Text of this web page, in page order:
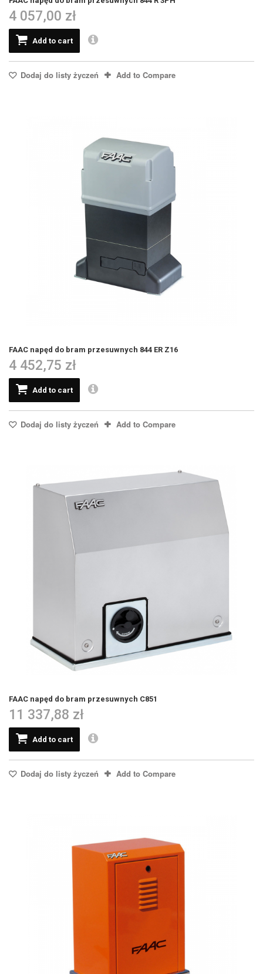
4 057,00 zł
Add to cart
Dodaj do listy życzeń Add to Compare
FAAC napęd do bram przesuwnych 844 ER Z16
4 452,75 zł
Add to cart
Dodaj do listy życzeń Add to Compare
FAAC napęd do bram przesuwnych C851
11 337,88 zł
Add to cart
Dodaj do listy życzeń Add to Compare